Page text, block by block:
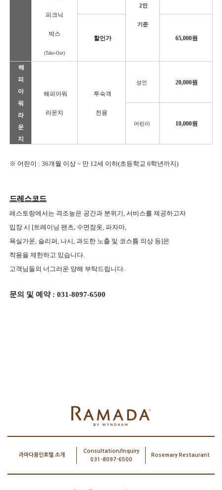
피크닉
박스
(Take-Out)
2인
기준
할인가 65,000원
해
피
아
워
라
운
지
해피아워
라운지
투숙객
전용
성인 20,000원
어린이 10,000원
※ 어린이 : 36개월 이상 ~ 만 12세 이하(초등학교 6학년까지)
드레스코드
레스토랑에서는 격조높은 공간과 분위기, 서비스를 제공하고자
입장 시 [트레이닝 팬츠, 수면잠옷, 파자마,
욕실가운, 슬리퍼, 나시, 과도한 노출 및 코스튬 의상 등]은
착용을 제한하고 있습니다.
고객님들의 너그러운 양해 부탁드립니다.
문의 및 예약 : 031-8097-6500
라마다용인호텔 소개
Consultation/Inquiry
031-8097-6500
Rosemary Restaurant